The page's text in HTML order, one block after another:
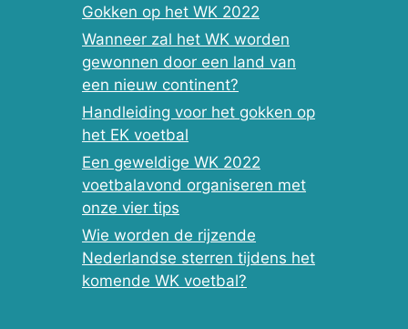
Gokken op het WK 2022
Wanneer zal het WK worden
gewonnen door een land van
een nieuw continent?
Handleiding voor het gokken op
het EK voetbal
Een geweldige WK 2022
voetbalavond organiseren met
onze vier tips
Wie worden de rijzende
Nederlandse sterren tijdens het
komende WK voetbal?